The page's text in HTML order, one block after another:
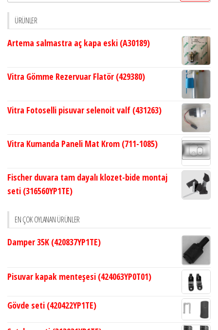
ÜRÜNLER
Artema salmastra aç kapa eski (A30189)
Vitra Gömme Rezervuar Flatör (429380)
Vitra Fotoselli pisuvar selenoit valf (431263)
Vitra Kumanda Paneli Mat Krom (711-1085)
Fischer duvara tam dayalı klozet-bide montaj
seti (316560YP1TE)
EN ÇOK OYLANAN ÜRÜNLER
Damper 35K (420837YP1TE)
Pisuvar kapak menteşesi (424063YP0T01)
Gövde seti (420422YP1TE)